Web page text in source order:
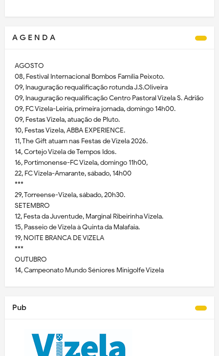
A G E N D A
AGOSTO
08, Festival Internacional Bombos Família Peixoto.
09, Inauguração requalificação rotunda J.S.Oliveira
09, Inauguração requalificação Centro Pastoral Vizela S. Adrião
09, FC Vizela-Leiria, primeira jornada, domingo 14h00.
09, Festas Vizela, atuação de Pluto.
10, Festas Vizela, ABBA EXPERIENCE.
11, The Gift atuam nas Festas de Vizela 2026.
14, Cortejo Vizela de Tempos Idos.
16, Portimonense-FC Vizela, domingo 11h00,
22, FC Vizela-Amarante, sábado, 14h00
***
29, Torreense-Vizela, sábado, 20h30.
SETEMBRO
12, Festa da Juventude, Marginal Ribeirinha Vizela.
15, Passeio de Vizela à Quinta da Malafaia.
19, NOITE BRANCA DE VIZELA
***
OUTUBRO
14, Campeonato Mundo Séniores Minigolfe Vizela
Pub